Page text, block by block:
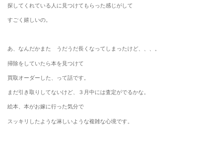
探してくれている人に見つけてもらった感じがして
すごく嬉しいの。
あ、なんだかまた うだうだ長くなってしまったけど、、、。
掃除をしていたら本を見つけて
買取オーダーした、って話です。
まだ引き取りしてないけど、３月中には査定がでるかな。
絵本、本がお嫁に行った気分で
スッキリしたような淋しいような複雑な心境です。